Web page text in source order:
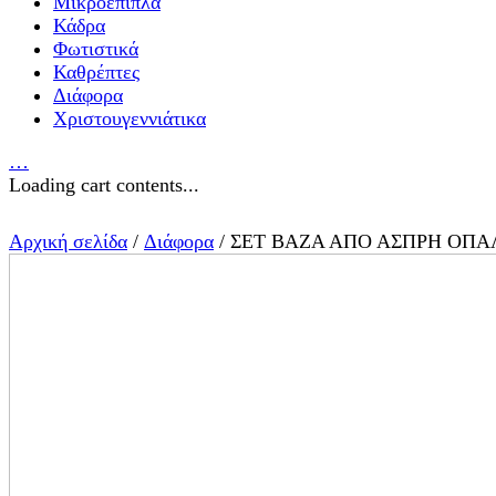
Κάδρα
Φωτιστικά
Καθρέπτες
Διάφορα
Χριστουγεννιάτικα
…
Loading cart contents...
Αρχική σελίδα / Διάφορα / ΣΕΤ ΒΑΖΑ ΑΠΟ ΑΣΠΡΗ